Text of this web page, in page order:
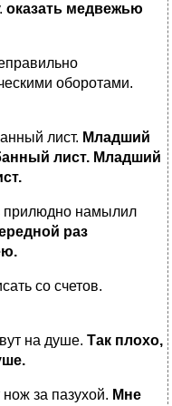
оказать медвежью
оборотами.
лист. Младший
лист. Младший
прилюдно намылил
раз
со счетов.
на душе. Так плохо,
за пазухой. Мне